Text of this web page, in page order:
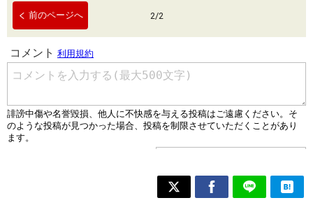
前のページへ 2/2